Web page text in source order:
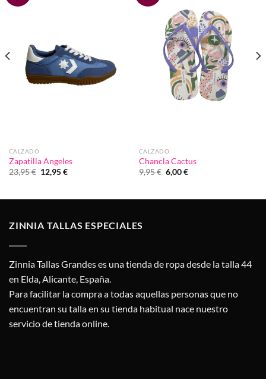
CALZADO
Zapatilla Angeles
23,95€ El
precio
23,95 €.
12,95€El
12,95 €.
CALZADO
Chancla Cactus
9,95€ El
precio
9,95 €.
6,00€El
6,00 €.
ZINNIA TALLAS ESPECIALES
Zinnia Tallas Grandes es una tienda de ropa desde la talla 44
en Elda, Alicante, España.
Para facilitar la compra a todas aquellas personas que no
encuentran su talla en su tienda habitual nace nuestro
servicio de tienda online.